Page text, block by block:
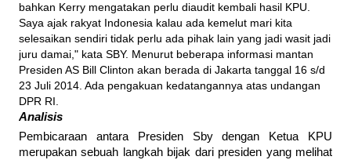
bahkan Kerry mengatakan perlu diaudit kembali hasil KPU.
Saya ajak rakyat Indonesia kalau ada kemelut mari kita
selesaikan sendiri tidak perlu ada pihak lain yang jadi wasit jadi
juru damai," kata SBY. Menurut beberapa informasi mantan
Presiden AS Bill Clinton akan berada di Jakarta tanggal 16 s/d
23 Juli 2014. Ada pengakuan kedatangannya atas undangan
DPR RI.
Analisis
Pembicaraan antara Presiden Sby dengan Ketua KPU
merupakan sebuah langkah bijak dari presiden yang melihat